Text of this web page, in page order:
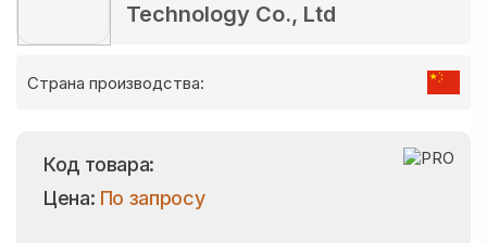
Technology Co., Ltd
Страна производства:
Код товара:
Цена: По запросу